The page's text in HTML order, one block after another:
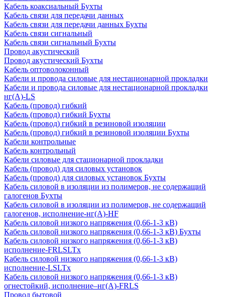
Кабель коаксиальный Бухты
Кабель связи для передачи данных
Кабель связи для передачи данных Бухты
Кабель связи сигнальный
Кабель связи сигнальный Бухты
Провод акустический
Провод акустический Бухты
Кабель оптоволоконный
Кабели и провода силовые для нестационарной прокладки
Кабели и провода силовые для нестационарной прокладки
нг(А)-LS
Кабель (провод) гибкий
Кабель (провод) гибкий Бухты
Кабель (провод) гибкий в резиновой изоляции
Кабель (провод) гибкий в резиновой изоляции Бухты
Кабели контрольные
Кабель контрольный
Кабели силовые для стационарной прокладки
Кабель (провод) для силовых установок
Кабель (провод) для силовых установок Бухты
Кабель силовой в изоляции из полимеров, не содержащий
галогенов Бухты
Кабель силовой в изоляции из полимеров, не содержащий
галогенов, исполнение-нг(А)-HF
Кабель силовой низкого напряжения (0,66-1-3 кВ)
Кабель силовой низкого напряжения (0,66-1-3 кВ) Бухты
Кабель силовой низкого напряжения (0,66-1-3 кВ)
исполнение-FRLSLTx
Кабель силовой низкого напряжения (0,66-1-3 кВ)
исполнение-LSLTx
Кабель силовой низкого напряжения (0,66-1-3 кВ)
огнестойкий, исполнение–нг(А)-FRLS
Провод бытовой